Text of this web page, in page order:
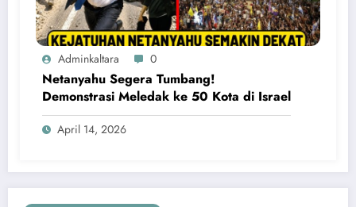
Adminkaltara 0
Netanyahu Segera Tumbang!
Demonstrasi Meledak ke 50 Kota di Israel
April 14, 2026